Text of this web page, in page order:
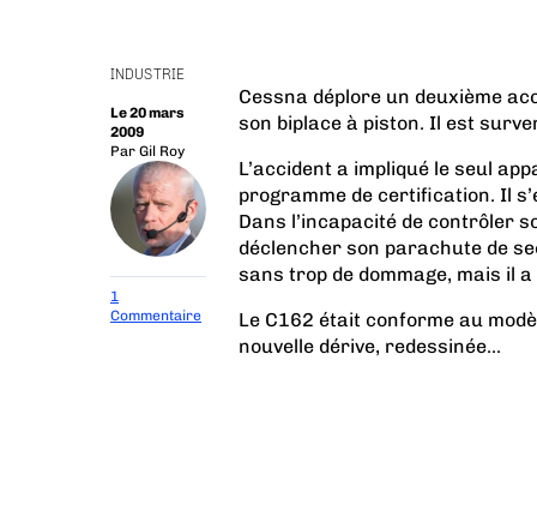
INDUSTRIE
Le 20 mars
2009
Par Gil Roy
1
Commentaire
Cessna déplore un deuxième
son biplace à piston. Il est
L’accident a impliqué le seul
programme de certification. Il
Dans l’incapacité de contrôler
déclencher son parachute de
sans trop de dommage, mais il
Le C162 était conforme au
nouvelle dérive, redessinée...